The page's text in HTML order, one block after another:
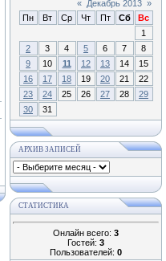
« Декабрь 2013 »
Пн
Вт Ср Чт Пт Сб
Вс
1
2
3 4 5 6 7
8
9
10 11 12 13 14
15
16
17 18 19 20 21
22
23
24 25 26 27 28
29
30
31
АРХИВ ЗАПИСЕЙ
СТАТИСТИКА
Онлайн всего: 3
Гостей: 3
Пользователей: 0